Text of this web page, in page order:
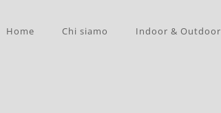
Home Chi siamo Indoor & Outdoor